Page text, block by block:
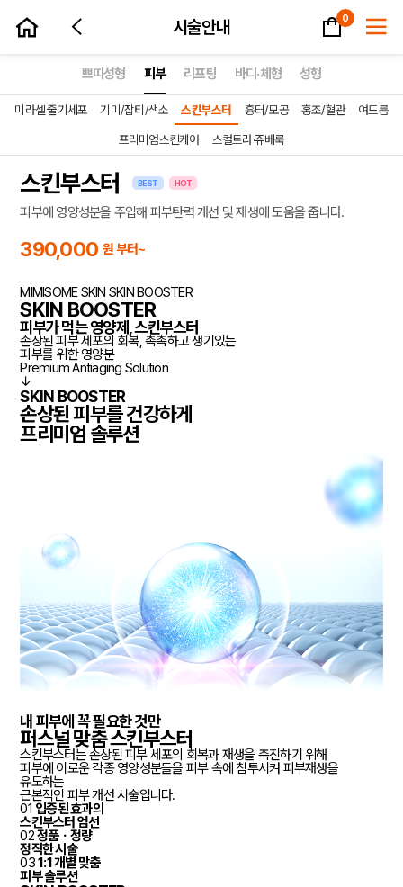
시술안내
장바구니
0
쁘띠성형 피부 리프팅 바디·체형 성형
미라셀 줄기세포 기미/잡티/색소 스킨부스터 흉터/모공 홍조/혈관 여드름
프리미엄스킨케어 스컬트라·쥬베룩
next
prev
스킨부스터 BEST HOT
피부에 영양성분을 주입해 피부탄력 개선 및 재생에 도움을 줍니다.
390,000 원 부터~
MIMISOME SKIN SKIN BOOSTER
SKIN BOOSTER
피부가 먹는 영양제, 스킨부스터
손상된 피부 세포의 회복, 촉촉하고 생기있는
피부를 위한 영양분
PremiumAntiaging Solution
↓
SKIN BOOSTER
손상된 피부를건강하게
프리미엄 솔루션
내 피부에 꼭 필요한 것만
퍼스널 맞춤스킨부스터
스킨부스터는 손상된 피부 세포의 회복과 재생을 촉진하기 위해
피부에 이로운 각종 영양성분들을 피부 속에 침투시켜 피부재생을
유도하는
근본적인 피부 개선 시술입니다.
01 입증된 효과의
스킨부스터 엄선
02정품ㆍ정량
정직한 시술
031:1 개별 맞춤
피부 솔루션